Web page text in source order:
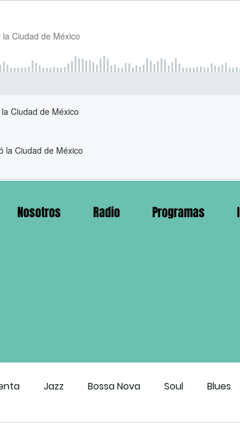
Nosotros Radio Programas
Jazz Bossa Nova Soul Blues